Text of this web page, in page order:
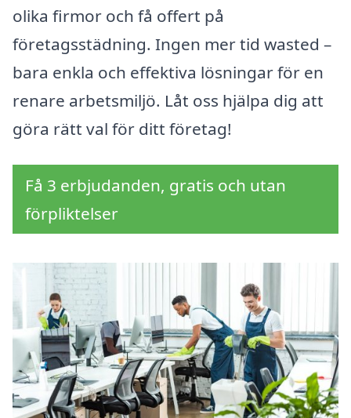
olika firmor och få offert på
företagsstädning. Ingen mer tid wasted –
bara enkla och effektiva lösningar för en
renare arbetsmiljö. Låt oss hjälpa dig att
göra rätt val för ditt företag!
Få 3 erbjudanden, gratis och utan
förpliktelser